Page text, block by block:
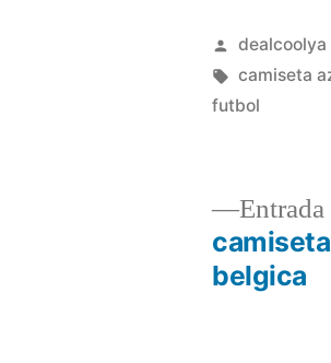
Publicado
por
dealcoolya
Etiquetas:
camiseta
futbol
Navegación
belgica